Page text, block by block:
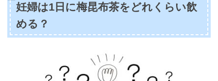
妊婦は1日に梅昆布茶をどれくらい飲
める？